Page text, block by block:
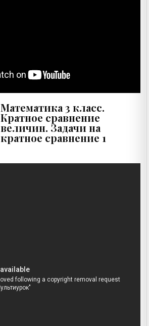
Математика 3 класс.
Кратное сравнение
величин. Задачи на
кратное сравнение 1